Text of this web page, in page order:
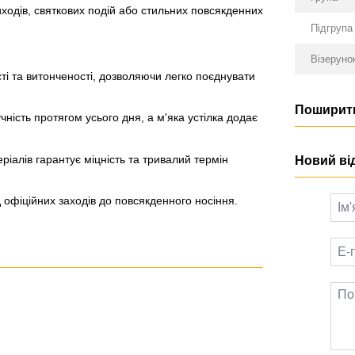
святкових подій або стильних повсякденних
та витонченості, дозволяючи легко поєднувати
протягом усього дня, а м'яка устілка додає
гарантує міцність та тривалий термін
заходів до повсякденного носіння.
Підгрупа
Новий